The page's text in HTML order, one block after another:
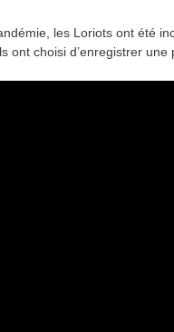
les Loriots ont été
choisi d’enregistrer